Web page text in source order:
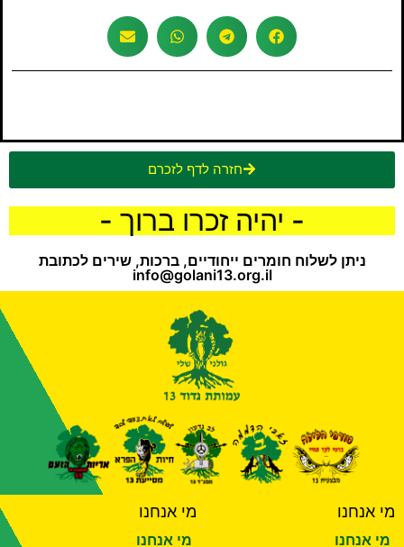
חזרה לדף לזכרם
- יהיה זכרו ברוך -
ניתן לשלוח חומרים ייחודיים, ברכות, שירים לכתובת
info@golani13.org.il
מי אנחנו
מי אנחנו
מי אנחנו
מי אנחנו